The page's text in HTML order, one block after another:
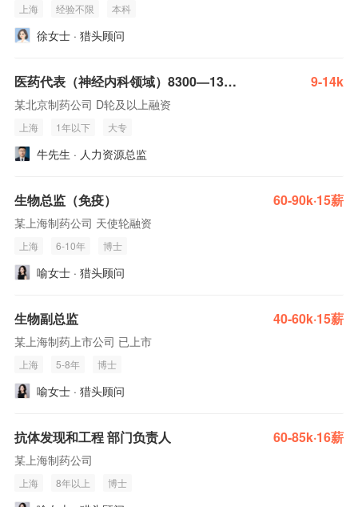
上海 经验不限 本科
徐女士 · 猎头顾问
医药代表（神经内科领域）8300—13000 9-14k
某北京制药公司 D轮及以上融资
上海 1年以下 大专
牛先生 · 人力资源总监
生物总监（免疫） 60-90k·15薪
某上海制药公司 天使轮融资
上海 6-10年 博士
喻女士 · 猎头顾问
生物副总监 40-60k·15薪
某上海制药上市公司 已上市
上海 5-8年 博士
喻女士 · 猎头顾问
抗体发现和工程 部门负责人 60-85k·16薪
某上海制药公司
上海 8年以上 博士